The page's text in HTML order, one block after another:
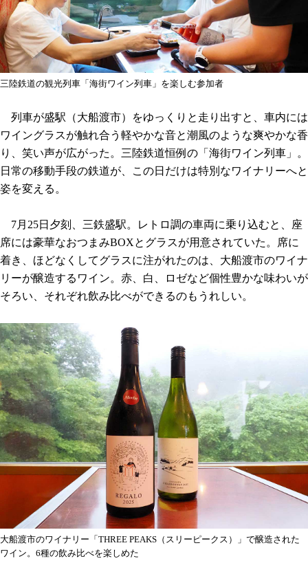
三陸鉄道の観光列車「海街ワイン列車」を楽しむ参加者
列車が盛駅（大船渡市）をゆっくりと走り出すと、車内には
ワイングラスが触れ合う軽やかな音と潮風のような爽やかな香
り、笑い声が広がった。三陸鉄道恒例の「海街ワイン列車」。
日常の移動手段の鉄道が、この日だけは特別なワイナリーへと
姿を変える。
7月25日夕刻、三鉄盛駅。レトロ調の車両に乗り込むと、座
席には豪華なおつまみBOXとグラスが用意されていた。席に
着き、ほどなくしてグラスに注がれたのは、大船渡市のワイナ
リーが醸造するワイン。赤、白、ロゼなど個性豊かな味わいが
そろい、それぞれ飲み比べができるのもうれしい。
大船渡市のワイナリー「THREE PEAKS（スリーピークス）」で醸造された
ワイン。6種の飲み比べを楽しめた